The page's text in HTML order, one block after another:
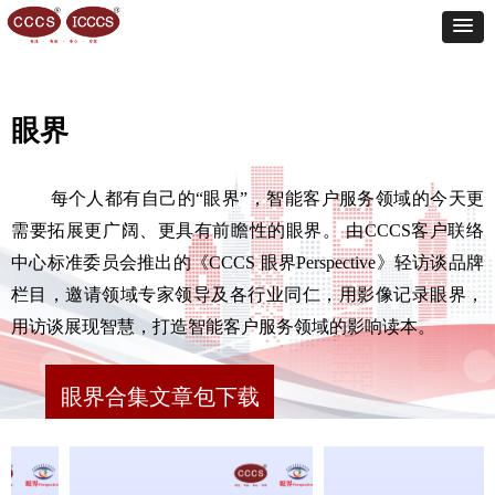
眼界
每个人都有自己的“眼界”，智能客户服务领域的今天更
需要拓展更广阔、更具有前瞻性的眼界。 由CCCS客户联络
中心标准委员会推出的《CCCS 眼界Perspective》轻访谈品牌
栏目，邀请领域专家领导及各行业同仁，用影像记录眼界，
用访谈展现智慧，打造智能客户服务领域的影响读本。
眼界合集文章包下载